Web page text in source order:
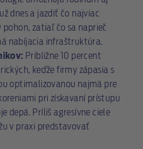
dnes a jazdiť čo najviac
zatiaľ čo sa naprieč
nabíjacia infraštruktúra.
Približne 10 percent
keďže firmy zápasia s
optimalizovanou najmä pre
pri získavaní prístupu
depá. Príliš agresívne ciele
v praxi predstavovať